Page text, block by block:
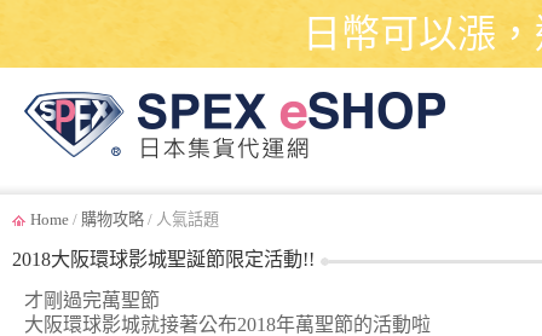
日幣可以漲
Home / 購物攻略 / 人氣話題
2018大阪環球影城聖誕節限定活動!!
才剛過完萬聖節
大阪環球影城就接著公布2018年萬聖節的活動啦